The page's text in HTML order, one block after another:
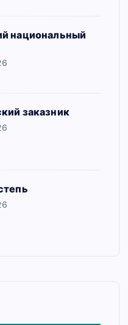
национальный
заказник